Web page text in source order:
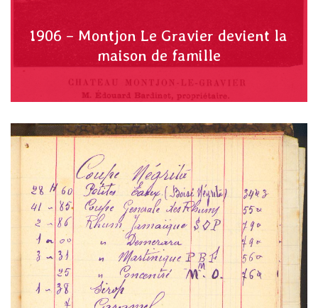
1906 – Montjon Le Gravier devient la
maison de famille